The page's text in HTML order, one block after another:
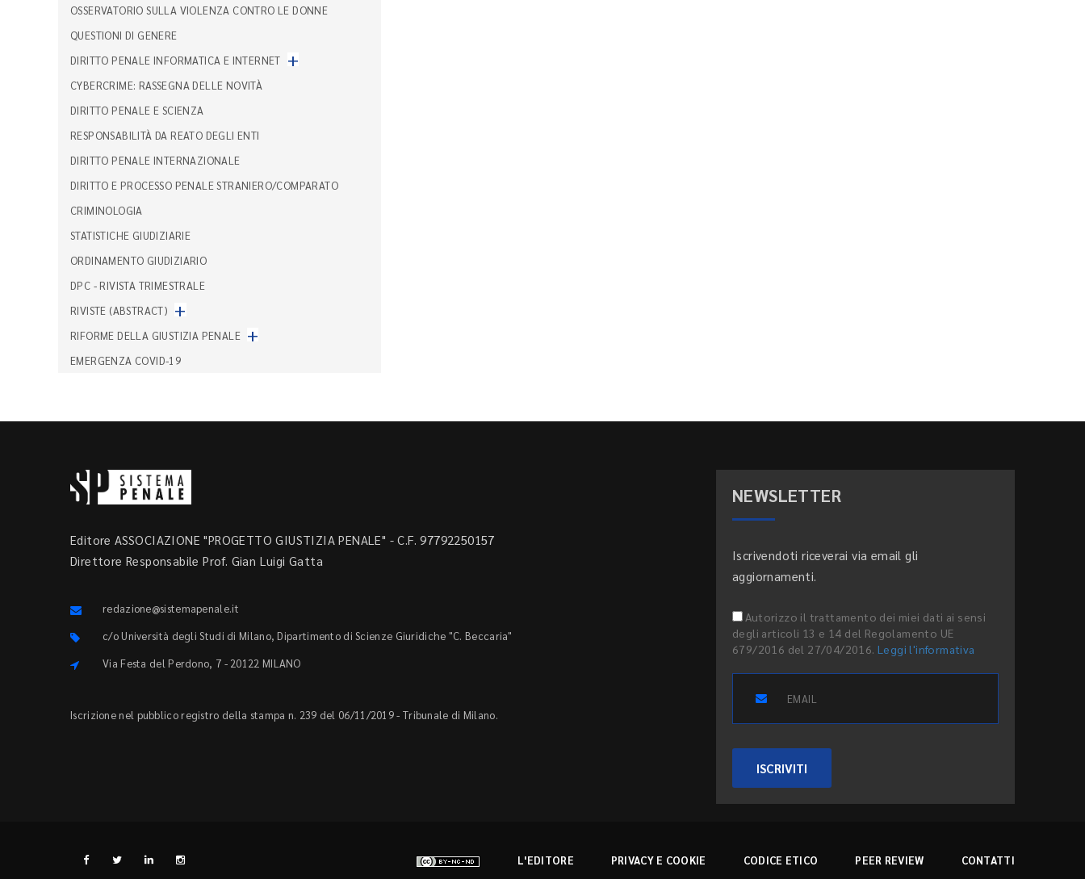
OSSERVATORIO SULLA VIOLENZA CONTRO LE DONNE
QUESTIONI DI GENERE
DIRITTO PENALE INFORMATICA E INTERNET +
CYBERCRIME: RASSEGNA DELLE NOVITÀ
DIRITTO PENALE E SCIENZA
RESPONSABILITÀ DA REATO DEGLI ENTI
DIRITTO PENALE INTERNAZIONALE
DIRITTO E PROCESSO PENALE STRANIERO/COMPARATO
CRIMINOLOGIA
STATISTICHE GIUDIZIARIE
ORDINAMENTO GIUDIZIARIO
DPC - RIVISTA TRIMESTRALE
RIVISTE (ABSTRACT) +
RIFORME DELLA GIUSTIZIA PENALE +
EMERGENZA COVID-19
Editore ASSOCIAZIONE "PROGETTO GIUSTIZIA PENALE" - C.F. 97792250157
Direttore Responsabile Prof. Gian Luigi Gatta
redazione@sistemapenale.it
c/o Università degli Studi di Milano, Dipartimento di Scienze Giuridiche "C. Beccaria"
Via Festa del Perdono, 7 - 20122 MILANO
Iscrizione nel pubblico registro della stampa n. 239 del 06/11/2019 - Tribunale di Milano.
NEWSLETTER
Iscrivendoti riceverai via email gli
aggiornamenti.
Autorizzo il trattamento dei miei dati ai sensi
degli articoli 13 e 14 del Regolamento UE
679/2016 del 27/04/2016. Leggi l'informativa
ISCRIVITI
L'EDITORE PRIVACY E COOKIE CODICE ETICO PEER REVIEW CONTATTI